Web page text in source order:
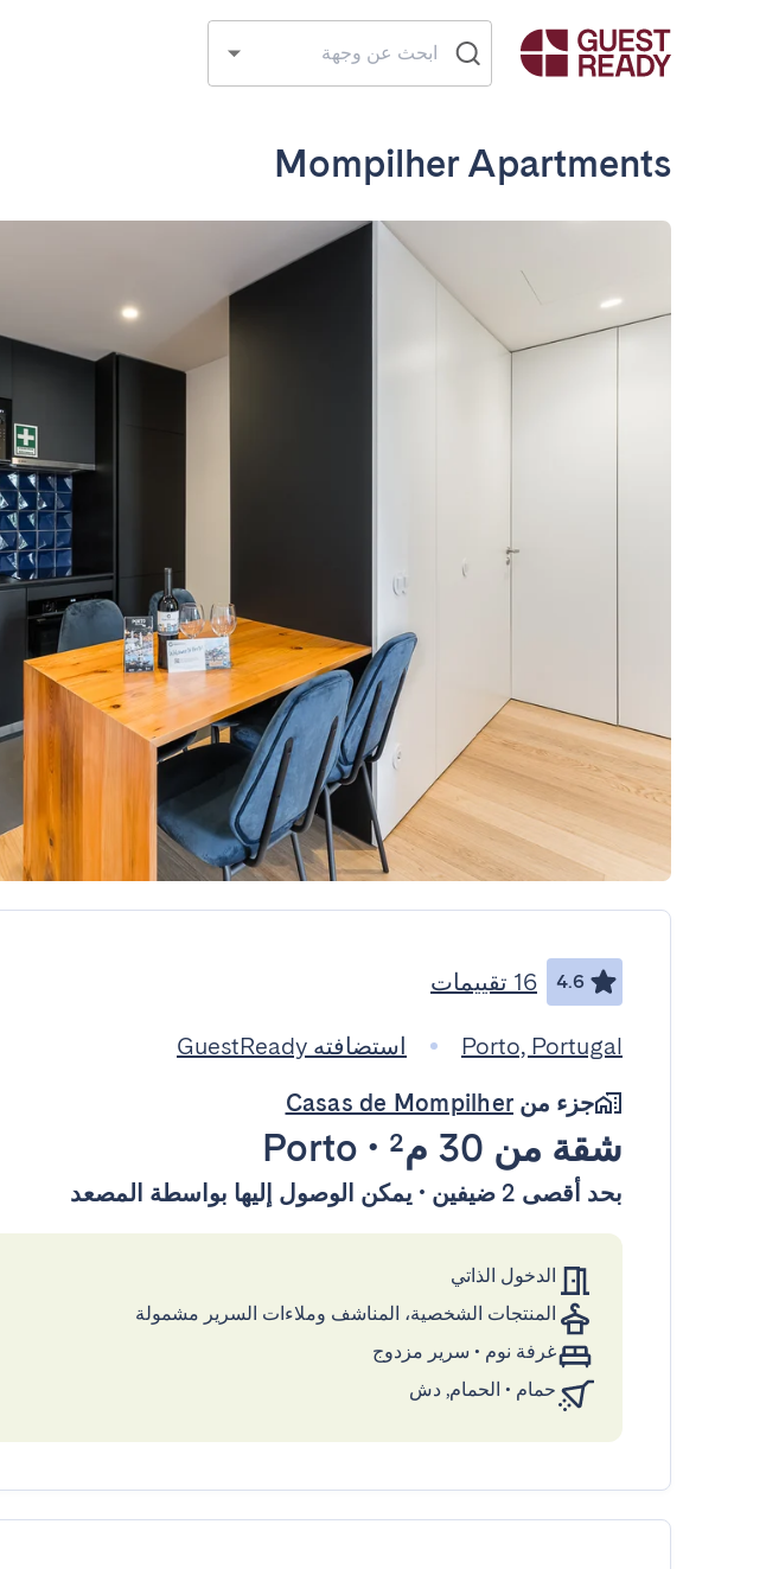
Mompilher Apartments
4.6 16 تقييمات
Porto, Portugal
استضافته GuestReady
جزء من Casas de Mompilher
شقة من 30 م² •
Porto
بحد أقصى 2 ضيفين • يمكن الوصول إليها بواسطة المصعد
الدخول الذاتي
المنتجات الشخصية، المناشف وملاءات السرير مشمولة
غرفة نوم • سرير مزدوج
حمام • الحمام, دش